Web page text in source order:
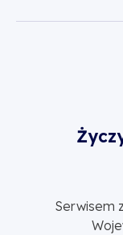
Serwisem